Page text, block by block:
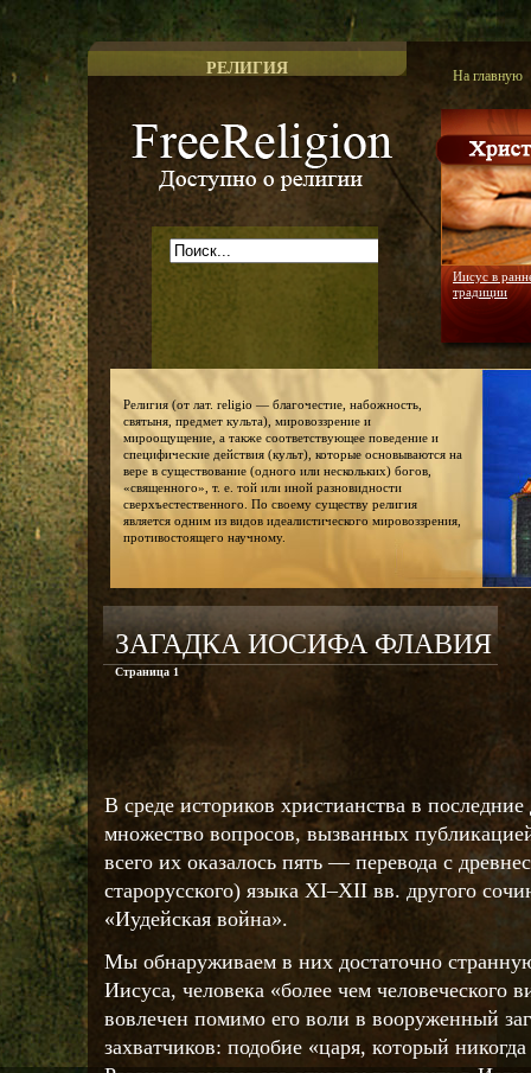
РЕЛИГИЯ На главную
Иисус в
традиции
Религия (от лат. religio — благочестие, набожность,
святыня, предмет культа), мировоззрение и
мироощущение, а также соответствующее поведение и
специфические действия (культ), которые основываются на
вере в существование (одного или нескольких) богов,
«священного», т. е. той или иной разновидности
сверхъестественного. По своему существу религия
является одним из видов идеалистического мировоззрения,
противостоящего научному.
ЗАГАДКА ИОСИФА ФЛАВИЯ
Страница 1
В среде историков христианства в последние
множество вопросов, вызванных
всего их оказалось пять — перевода с
старорусского) языка XI–XII вв. другого
«Иудейская война».
Мы обнаруживаем в них достаточно
Иисуса, человека «более чем человеческого
вовлечен помимо его воли в вооруженный
захватчиков: подобие «царя, который